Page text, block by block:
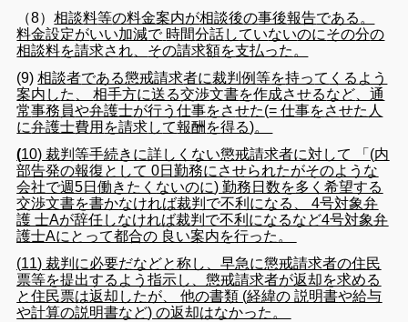
（8）相談料等の料金案内が相談後の事後報告である 。
料金設定がいい加減で 時間分話していないのにその分の
相談料を請求され その請求額を支払った 。
(9)相談者である懲戒請求者に裁判例等を持って くる よう
案内 した 、相手方に送る交渉文書を作成させるなど 、通
常事務 員や弁護士が行う仕事をさせた(=仕事をさせた 人
に弁護士費用 を請求して報酬 を得る)。
(10)裁判等手続き に詳しく ない懲戒請求者に対して 「 (内
部告発の報復として0日勤務に させられたがそのよう な
会社で週5日働き たく ないのに)勤務 日数を多く希望する
交渉文書を書かなければ裁判 で不利 になる 、4号対象弁
護士Aが辞任しなければ裁判 で不利 になるなど4号対象弁
護士Aにとって都合の 良い案内を行った 。
(11)裁判 に必要だなどと称し 、早急に懲戒請求者の住民
票等を提出する よう指示し 、懲戒請求者が返却を求める
と住民票は返却 したが 、他の書類 (経緯の説明書や給与
や計算の説明書など)の返却はなかった 。